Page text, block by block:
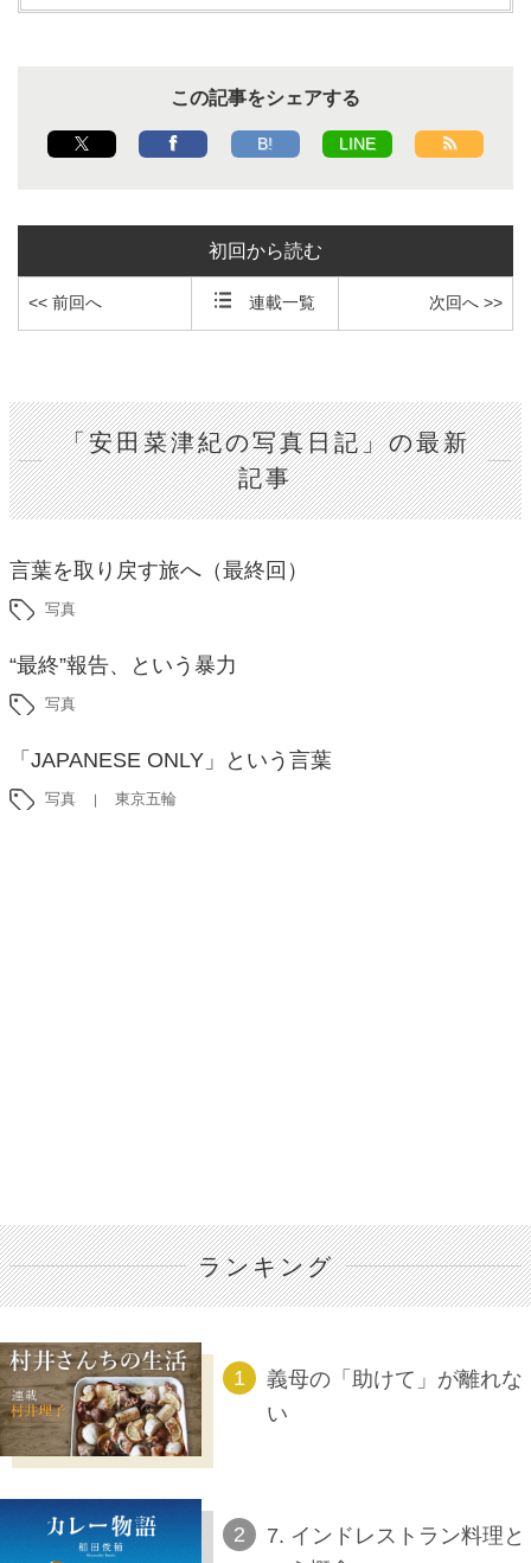
この記事をシェアする
B! LINE
初回から読む
<< 前回へ 連載一覧 次回へ >>
「安田菜津紀の写真日記」の最新
記事
言葉を取り戻す旅へ（最終回）
写真
“最終”報告、という暴力
写真
「JAPANESE ONLY」という言葉
写真 東京五輪
ランキング
義母の「助けて」が離れな
い
7. インドレストラン料理と